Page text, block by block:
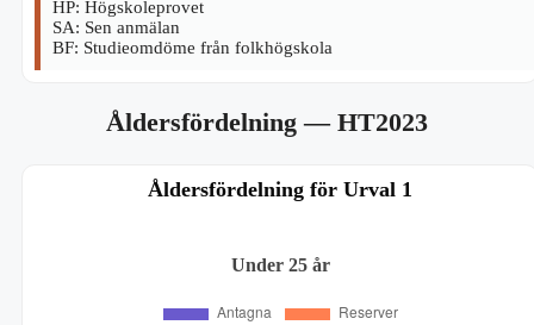
HP: Högskoleprovet
SA: Sen anmälan
BF: Studieomdöme från folkhögskola
Åldersfördelning— HT2023
Åldersfördelning för Urval 1
Under 25 år